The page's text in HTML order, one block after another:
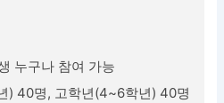
누구나 참여 가능
) 40명, 고학년(4~6학년) 40명